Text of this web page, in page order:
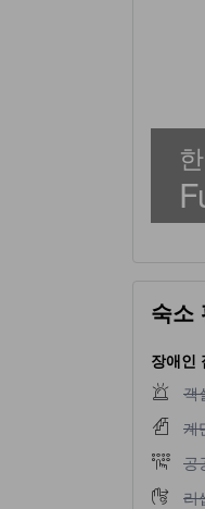
숙소
장애인
객
객
계
계
공
공
리
리